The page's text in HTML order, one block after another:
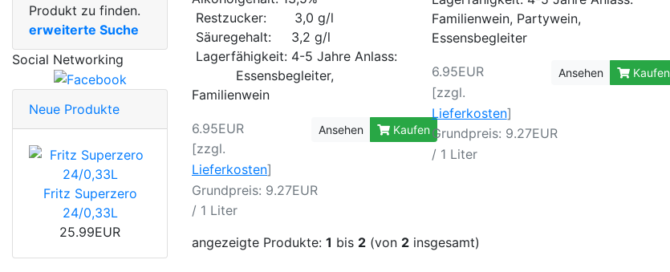
Restzucker: 3,0 g/l
Säuregehalt: 3,2 g/l
Lagerfähigkeit: 4-5 Jahre Anlass:
Essensbegleiter,
Familienwein
6.95EUR
[zzgl.
Lieferkosten]
Grundpreis: 9.27EUR
/ 1 Liter
Ansehen Kaufen
Familienwein, Partywein,
Essensbegleiter
6.95EUR
[zzgl.
Lieferkosten]
Grundpreis: 9.27EUR
/ 1 Liter
Ansehen Kaufen
angezeigte Produkte: 1 bis 2 (von 2 insgesamt)
Produkt zu finden.
erweiterte Suche
Social Networking
Neue Produkte
Fritz Superzero
24/0,33L
25.99EUR